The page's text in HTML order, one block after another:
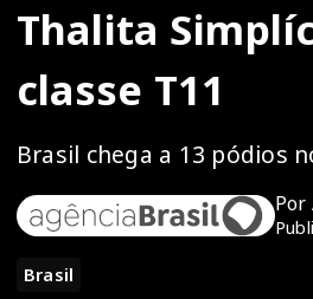
Thalita
classe T11
Brasil chega a 13 pódios
Por
Brasil